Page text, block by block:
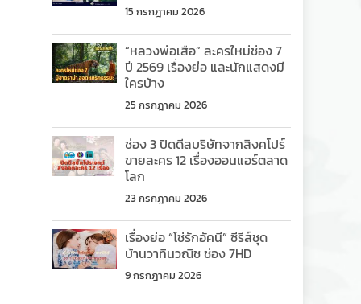
15 กรกฎาคม 2026
“หลวงพ่อเสือ” ละครใหม่ช่อง 7
ปี 2569 เรื่องย่อ และนักแสดงมี
ใครบ้าง
25 กรกฎาคม 2026
ช่อง 3 ปิดดีลบริษัทจากสิงคโปร์
ขายละคร 12 เรื่องออนแอร์ตลาด
โลก
23 กรกฎาคม 2026
เรื่องย่อ “โซ่รักอัคนี” ซีรีส์ชุด
บ้านวาทินวณิช ช่อง 7HD
9 กรกฎาคม 2026